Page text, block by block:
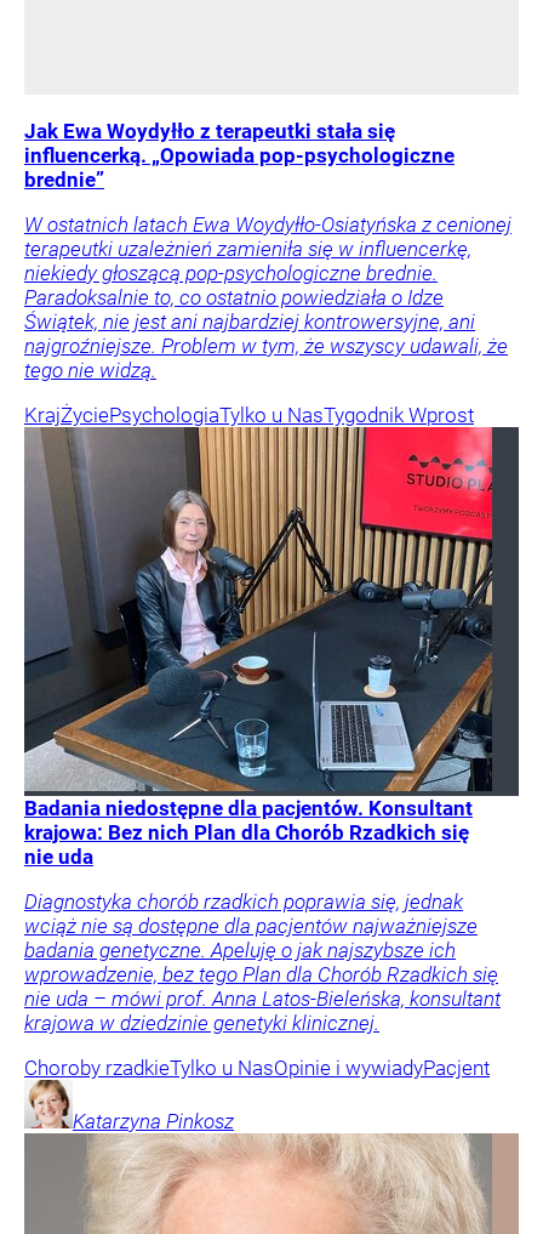
Jak Ewa Woydyłło z terapeutki stała się
influencerką. „Opowiada pop-psychologiczne
brednie”
W ostatnich latach Ewa Woydyłło-Osiatyńska z cenionej
terapeutki uzależnień zamieniła się w influencerkę,
niekiedy głoszącą pop-psychologiczne brednie.
Paradoksalnie to, co ostatnio powiedziała o Idze
Świątek, nie jest ani najbardziej kontrowersyjne, ani
najgroźniejsze. Problem w tym, że wszyscy udawali, że
tego nie widzą.
KrajŻyciePsychologiaTylko u NasTygodnik Wprost
Badania niedostępne dla pacjentów. Konsultant
krajowa: Bez nich Plan dla Chorób Rzadkich się
nie uda
Diagnostyka chorób rzadkich poprawia się, jednak
wciąż nie są dostępne dla pacjentów najważniejsze
badania genetyczne. Apeluję o jak najszybsze ich
wprowadzenie, bez tego Plan dla Chorób Rzadkich się
nie uda – mówi prof. Anna Latos-Bieleńska, konsultant
krajowa w dziedzinie genetyki klinicznej.
Choroby rzadkieTylko u NasOpinie i wywiadyPacjent
Katarzyna Pinkosz